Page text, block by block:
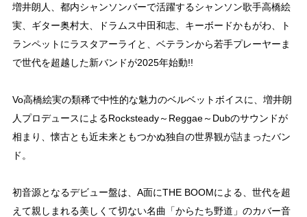
増井朗人、都内シャンソンバーで活躍するシャンソン歌手高橋絵
実、ギター奥村大、ドラムス中田和志、キーボードかもがわ、ト
ランペットにラスタアーライと、ベテランから若手プレーヤーま
で世代を超越した新バンドが2025年始動!!
Vo高橋絵実の類稀で中性的な魅力のベルベットボイスに、増井朗
人プロデュースによるRocksteady～Reggae～Dubのサウンドが
相まり、懐古とも近未来ともつかぬ独自の世界観が詰まったバン
ド。
初音源となるデビュー盤は、A面にTHE BOOMによる、世代を超
えて親しまれる美しくて切ない名曲「からたち野道」のカバー音